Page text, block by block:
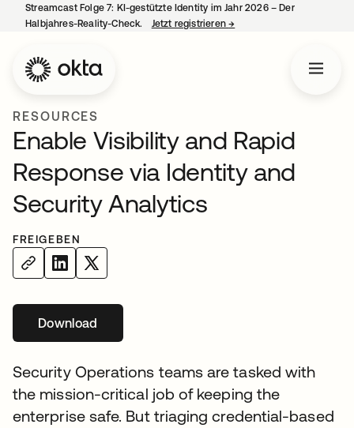
Streamcast Folge 7: KI-gestützte Identity im Jahr 2026 – Der
Halbjahres-Reality-Check.
Jetzt registrieren→
RESOURCES
Enable Visibility and Rapid
Response via Identity and
Security Analytics
FREIGEBEN
Download
Security Operations teams are tasked with
the mission-critical job of keeping the
enterprise safe. But triaging credential-based